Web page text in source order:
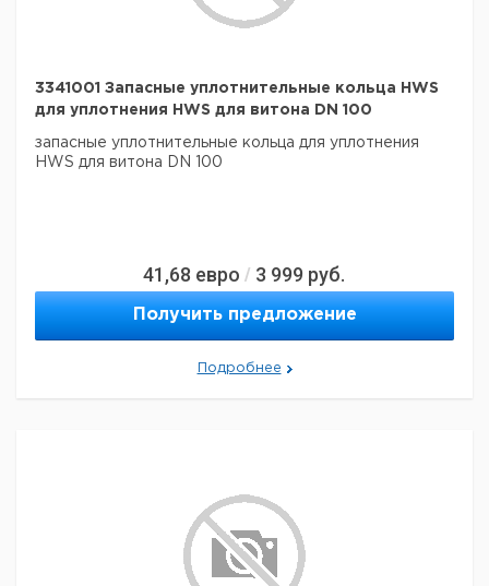
3341001 Запасные уплотнительные кольца HWS
для уплотнения HWS для витона DN 100
запасные уплотнительные кольца для уплотнения
HWS для витона DN 100
41,68 евро / 3 999 руб.
Получить предложение
Подробнее